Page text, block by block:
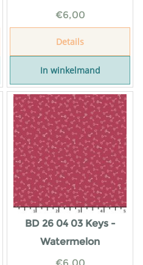
€6,00
Details
In winkelmand
BD 26 04 03 Keys -
Watermelon